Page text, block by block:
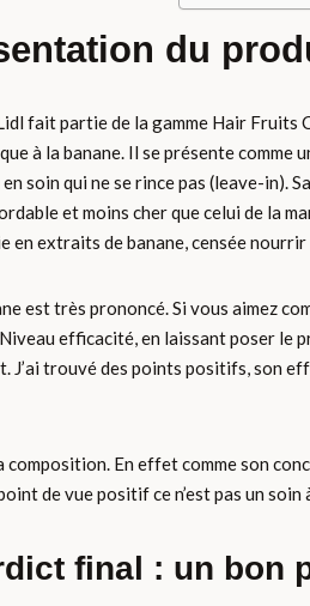
du
fait partie de la gamme Hair
à la banane. Il se présente
soin qui ne se rince pas (leave-in).
et moins cher que celui de la
extraits de banane, censée nourrir
est très prononcé. Si vous aimez
efficacité, en laissant poser le
J’ai trouvé des points positifs, son
composition. En effet comme son
de vue positif ce n’est pas un
final : un bon